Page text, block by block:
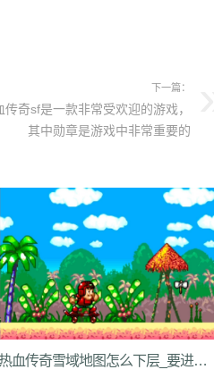
下一篇：
奇sf是一款非常受欢迎的游戏，
其中勋章是游戏中非常重要的
热血传奇雪域地图怎么下层_要进入炼狱层，你需要通过游戏中的传送门。